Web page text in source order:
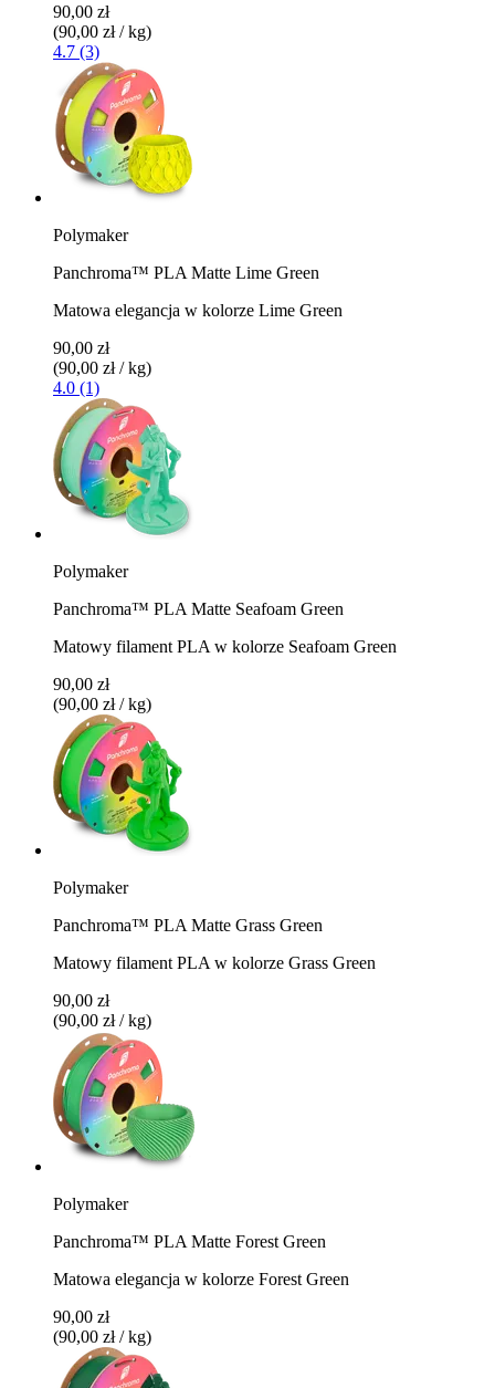
90,00 zł
(90,00 zł / kg)
4.7 (3)
Polymaker
Panchroma™ PLA Matte Lime Green
Matowa elegancja w kolorze Lime Green
90,00 zł
(90,00 zł / kg)
4.0 (1)
Polymaker
Panchroma™ PLA Matte Seafoam Green
Matowy filament PLA w kolorze Seafoam Green
90,00 zł
(90,00 zł / kg)
Polymaker
Panchroma™ PLA Matte Grass Green
Matowy filament PLA w kolorze Grass Green
90,00 zł
(90,00 zł / kg)
Polymaker
Panchroma™ PLA Matte Forest Green
Matowa elegancja w kolorze Forest Green
90,00 zł
(90,00 zł / kg)